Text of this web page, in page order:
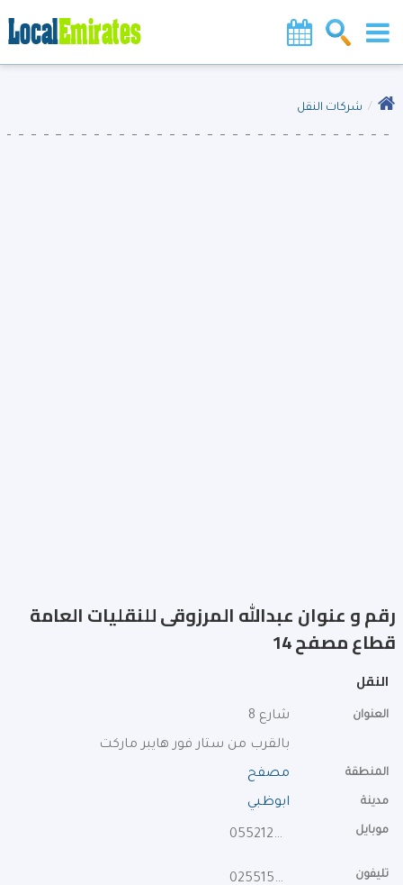
شركات النقل
رقم و عنوان عبدالله المرزوقى للنقليات العامة
قطاع مصفح 14
النقل
العنوان
شارع 8
بالقرب من ستار فور هايبر ماركت
المنطقة مصفح
مدينة ابوظبي
موبايل 0552126611
تليفون 025515572